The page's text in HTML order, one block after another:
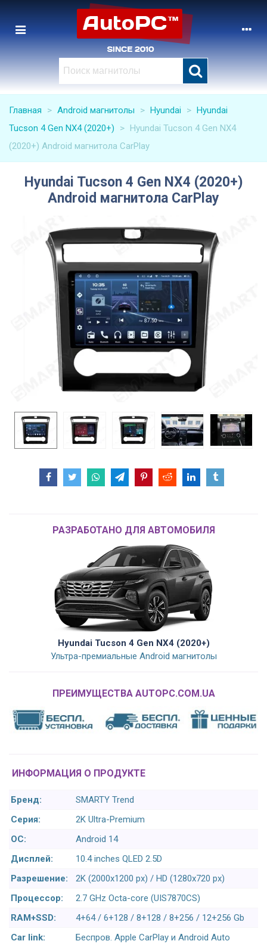
Главная > Android магнитолы > Hyundai > Hyundai
Tucson 4 Gen NX4 (2020+)
> Hyundai Tucson 4 Gen NX4
(2020+) Android магнитола CarPlay
Hyundai Tucson 4 Gen NX4 (2020+)
Android магнитола CarPlay
РАЗРАБОТАНО ДЛЯ АВТОМОБИЛЯ
Hyundai Tucson 4 Gen NX4 (2020+)
Ультра-премиальные Android магнитолы
ПРЕИМУЩЕСТВА AUTOPC.COM.UA
ИНФОРМАЦИЯ О ПРОДУКТЕ
Бренд:
SMARTY Trend
Серия:
2K Ultra-Premium
ОС:
Android 14
Дисплей:
10.4 inches QLED 2.5D
Разрешение:
2K (2000x1200 px) / HD (1280x720 px)
Процессор:
2.7 GHz Octa-core (UIS7870CS)
RAM+SSD:
4+64 / 6+128 / 8+128 / 8+256 / 12+256 Gb
Car link:
Беспров. Apple CarPlay и Android Auto